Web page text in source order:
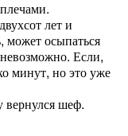
лет и
может осыпаться
Если,
минут, но это уже
вернулся шеф.